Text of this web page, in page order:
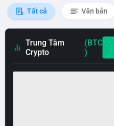
Tất cả Văn bản
Trung Tâm
Crypto
(BTC
)